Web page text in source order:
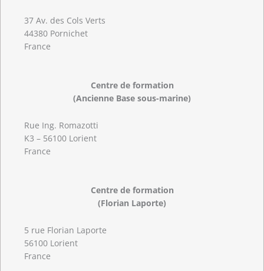
37 Av. des Cols Verts
44380 Pornichet
France
Centre de formation
(Ancienne Base sous-marine)
Rue Ing. Romazotti
K3 – 56100 Lorient
France
Centre de formation
(Florian Laporte)
5 rue Florian Laporte
56100 Lorient
France